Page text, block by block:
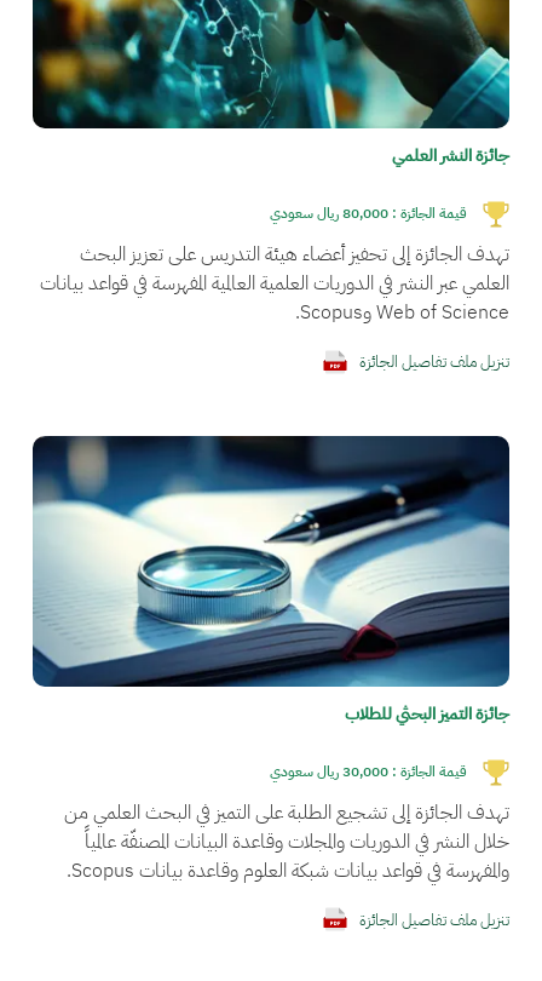
جائزة النشر العلمي
قيمة الجائزة : 80,000 ريال سعودي
تهدف الجائزة إلى تحفيز أعضاء هيئة التدريس على تعزيز البحث
العلمي عبر النشر في الدوريات العلمية العالمية المفهرسة في قواعد بيانات
Web of Science وScopus.
تنزيل ملف تفاصيل الجائزة
جائزة التميز البحثي للطلاب
قيمة الجائزة : 30,000 ريال سعودي
تهدف الجائزة إلى تشجيع الطلبة على التميز في البحث العلمي من
خلال النشر في الدوريات والمجلات وقاعدة البيانات المصنفّة عالمياً
والمفهرسة في قواعد بيانات شبكة العلوم وقاعدة بيانات Scopus.
تنزيل ملف تفاصيل الجائزة